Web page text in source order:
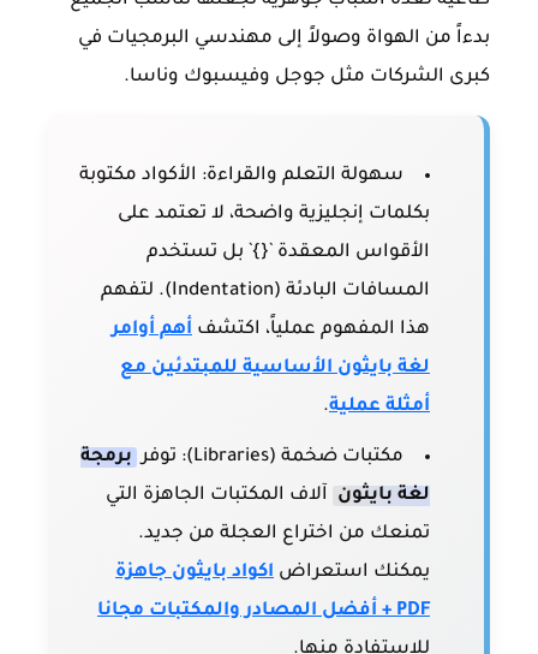
بدءاً من الهواة وصولاً إلى مهندسي البرمجيات في
كبرى الشركات مثل جوجل وفيسبوك وناسا.
سهولة التعلم والقراءة: الأكواد مكتوبة
بكلمات إنجليزية واضحة، لا تعتمد على
الأقواس المعقدة `{}` بل تستخدم
المسافات البادئة (Indentation). لتفهم
هذا المفهوم عملياً، اكتشف أهم أوامر
لغة بايثون الأساسية للمبتدئين مع
أمثلة عملية.
مكتبات ضخمة (Libraries): توفر برمجة
لغة بايثون
آلاف المكتبات الجاهزة التي
تمنعك من اختراع العجلة من جديد.
يمكنك استعراض اكواد بايثون جاهزة
PDF + أفضل المصادر والمكتبات مجانا
للاستفادة منها.